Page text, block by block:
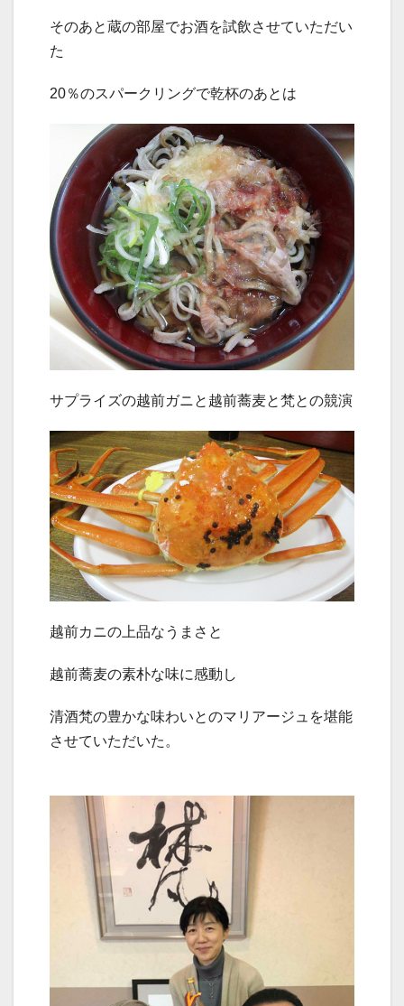
そのあと蔵の部屋でお酒を試飲させていただい
た
20％のスパークリングで乾杯のあとは
サプライズの越前ガニと越前蕎麦と梵との競演
越前カニの上品なうまさと
越前蕎麦の素朴な味に感動し
清酒梵の豊かな味わいとのマリアージュを堪能
させていただいた。